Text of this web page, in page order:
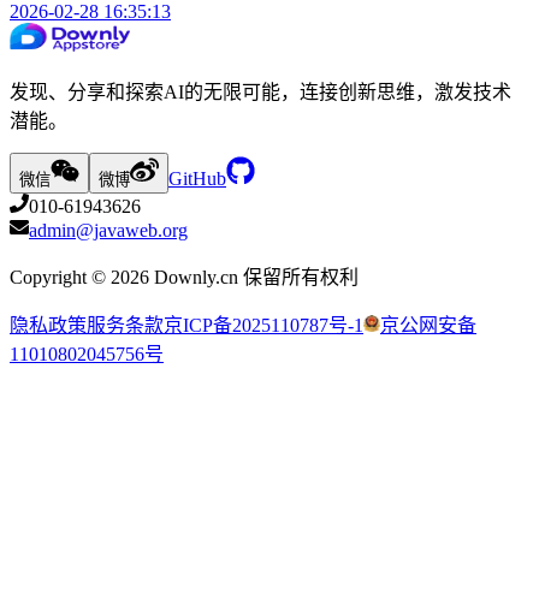
2026-02-28 16:35:13
发现、分享和探索AI的无限可能，连接创新思维，激发技术
潜能。
微信 微博
GitHub
010-61943626
admin@javaweb.org
Copyright © 2026 Downly.cn 保留所有权利
隐私政策服务条款京ICP备2025110787号-1
京公网安备
11010802045756号